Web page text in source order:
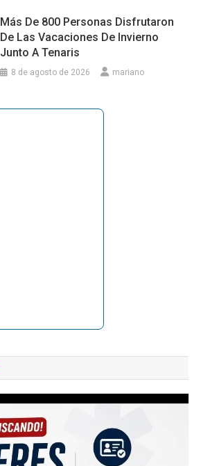
Más De 800 Personas Disfrutaron
De Las Vacaciones De Invierno
Junto A Tenaris
8 de agosto de 2026 mariano